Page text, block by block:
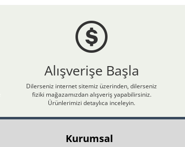
Alışverişe Başla
Dilerseniz internet sitemiz üzerinden, dilerseniz
fiziki mağazamızdan alışveriş yapabilirsiniz.
Ürünlerimizi detaylıca inceleyin.
Kurumsal